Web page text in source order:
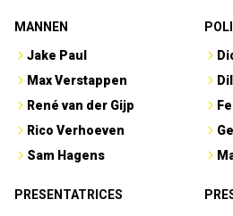
MANNEN
Jake Paul
Max Verstappen
René van der Gijp
Rico Verhoeven
Sam Hagens
PRESENTATRICES